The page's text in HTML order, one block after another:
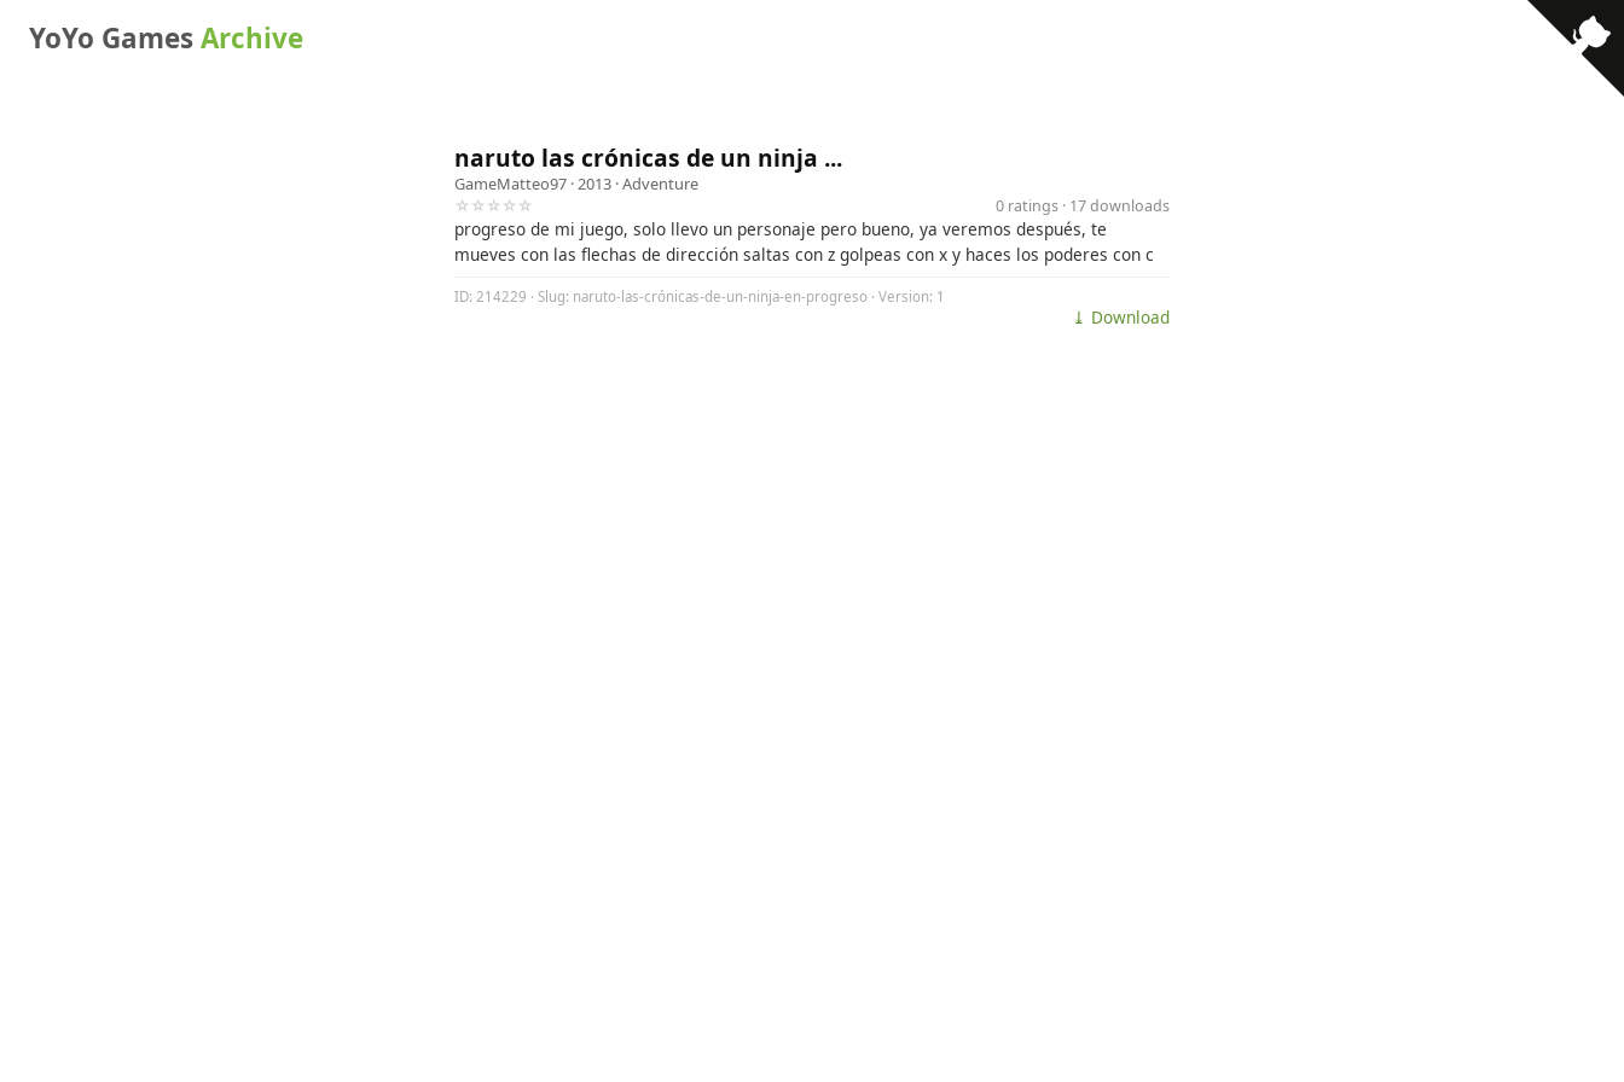
YoYo GamesArchive
naruto las crónicas de un ninja ...
GameMatteo97 · 2013 ·Adventure
☆☆☆☆☆
0 ratings · 17 downloads
progreso de mi juego, solo llevo un personaje pero bueno, ya veremos después, te
mueves con las flechas de dirección saltas con z golpeas con x y haces los poderes con c
ID: 214229 · Slug: naruto-las-crónicas-de-un-ninja-en-progreso · Version: 1
⤓ Download